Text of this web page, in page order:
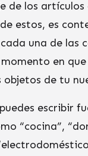
de los artículos
estos, es
una de las
en
objetos de tu
escribir
“cocina”,